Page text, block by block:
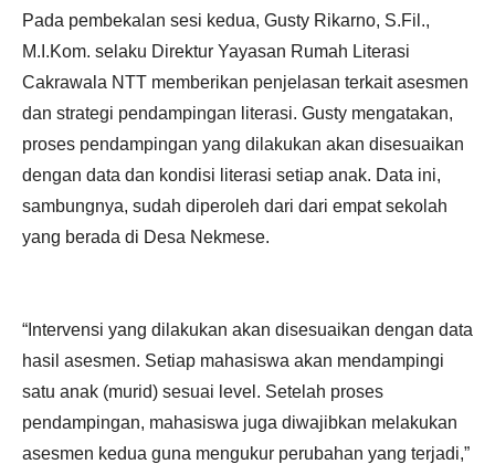
Pada pembekalan sesi kedua, Gusty Rikarno, S.Fil.,
M.I.Kom. selaku Direktur Yayasan Rumah Literasi
Cakrawala NTT memberikan penjelasan terkait asesmen
dan strategi pendampingan literasi. Gusty mengatakan,
proses pendampingan yang dilakukan akan disesuaikan
dengan data dan kondisi literasi setiap anak. Data ini,
sambungnya, sudah diperoleh dari dari empat sekolah
yang berada di Desa Nekmese.
“Intervensi yang dilakukan akan disesuaikan dengan data
hasil asesmen. Setiap mahasiswa akan mendampingi
satu anak (murid) sesuai level. Setelah proses
pendampingan, mahasiswa juga diwajibkan melakukan
asesmen kedua guna mengukur perubahan yang terjadi,”